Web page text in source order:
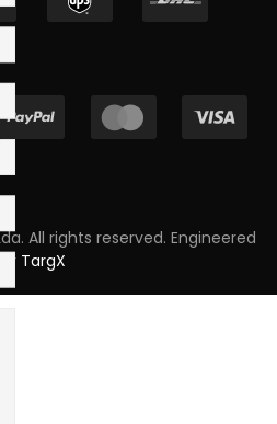
All rights reserved. Engineered
by TargX